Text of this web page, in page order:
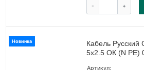
- +
Новинка
Кабель
5х2.5 ОК (N PE)
Артикул: